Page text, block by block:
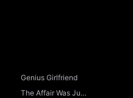
Genius Girlfriend
The Affair Was Just